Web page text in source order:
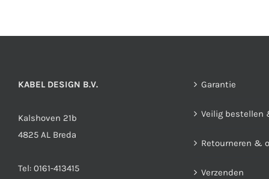
KABEL DESIGN B.V.
Kalshoven 21b
4825 AL Breda
Tel: 0161-413415
Garantie
Veilig bestellen
Retourneren &
Verzenden